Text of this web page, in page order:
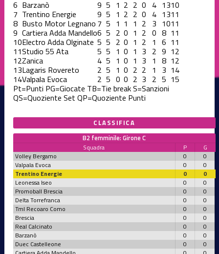
6 Barzanò 9 5 1 2 2 0 4 1310
7 Trentino Energie 9 5 1 2 2 0 4 1311
8 Busto Motor Legnano 7 5 1 1 1 2 3 1011
9 Cartiera Adda Mandello6 5 2 0 1 2 0 8 11
10Electro Adda Olginate 5 5 2 0 1 2 1 6 11
11Studio 55 Ata 5 5 1 0 1 3 2 9 12
12Zanica 4 5 1 0 1 3 1 8 12
13Lagaris Rovereto 2 5 1 0 2 2 1 3 14
14Valpala Evoca 2 5 0 0 2 3 2 5 15
Pt=Punti PG=Giocate TB=Tie breakS=Sanzioni
QS=Quoziente Set QP=Quoziente Punti
CLASSIFICA
B2 femminile: Girone C
Squadra P
G
Volley Bergamo
0
0
Valpala Evoca
0
0
Trentino Energie
0
0
Leonessa Iseo
0
0
Promoball Brescia
0
0
Delta Torrefranca
0
0
Tml Recoaro Como
0
0
Brescia
0
0
Real Calcinato
0
0
Barzanò
0
0
Duec Castelleone
0
0